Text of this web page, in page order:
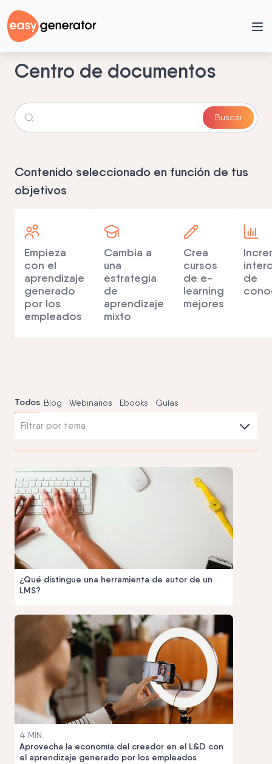
Centro de documentos
Contenido seleccionado en función de tus
objetivos
Empieza
con el
aprendizaje
generado
por los
empleados
Cambia a
una
estrategia
de
aprendizaje
mixto
Crea
cursos
de e-
learning
mejores
de
Todos Blog Webinarios Ebooks Guías
Filtrar por tema
¿Qué distingue una herramienta de autor de un
LMS?
4 MIN.
Aprovecha la economía del creador en el L&D con
el aprendizaje generado por los empleados